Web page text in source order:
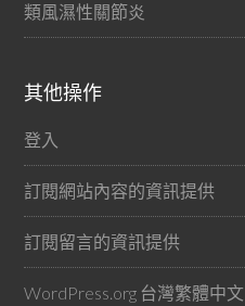
類風濕性關節炎
其他操作
登入
訂閱網站內容的資訊提供
訂閱留言的資訊提供
WordPress.org 台灣繁體中文